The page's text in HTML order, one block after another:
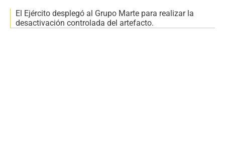
El Ejército desplegó al Grupo Marte para realizar la
desactivación controlada del artefacto.